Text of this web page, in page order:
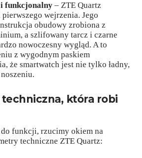
funkcjonalny – ZTE Quartz
wejrzenia. Jego
obudowy zrobiona z
a szlifowany tarcz i czarne
nowoczesny wygląd. A to
z wygodnym paskiem
że smartwatch jest nie tylko ładny,
która robi
funkcji, rzucimy okiem na
techniczne ZTE Quartz: